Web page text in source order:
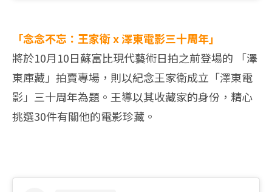
「念念不忘：王家衛 x 澤東電影三十周年」
將於10月10日蘇富比現代藝術日拍之前登場的 「澤
東庫藏」拍賣專場，則以紀念王家衛成立「澤東電
影」三十周年為題。王導以其收藏家的身份，精心
挑選30件有關他的電影珍藏。